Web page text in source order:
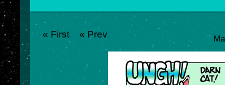
« First « Prev